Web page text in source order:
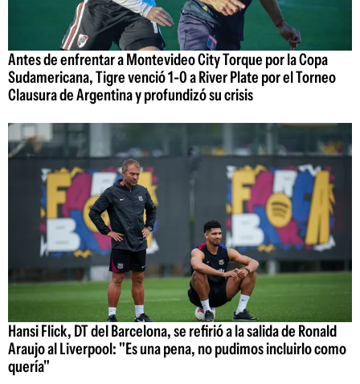
Antes de enfrentar a Montevideo City Torque por la Copa
Sudamericana, Tigre venció 1-0 a River Plate por el Torneo
Clausura de Argentina y profundizó su crisis
Hansi Flick, DT del Barcelona, se refirió a la salida de Ronald
Araujo al Liverpool: "Es una pena, no pudimos incluirlo como
quería"